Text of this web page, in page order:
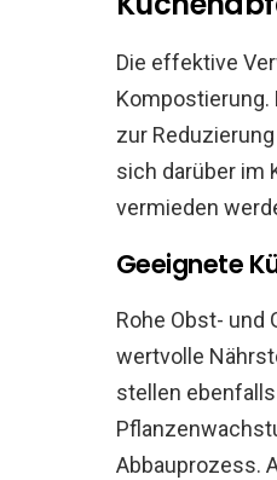
Die effektive
Kompostierung.
zur
sich darüber im
vermieden
Geeignete
Rohe Obst- und
wertvolle
stellen
Abbauprozess.